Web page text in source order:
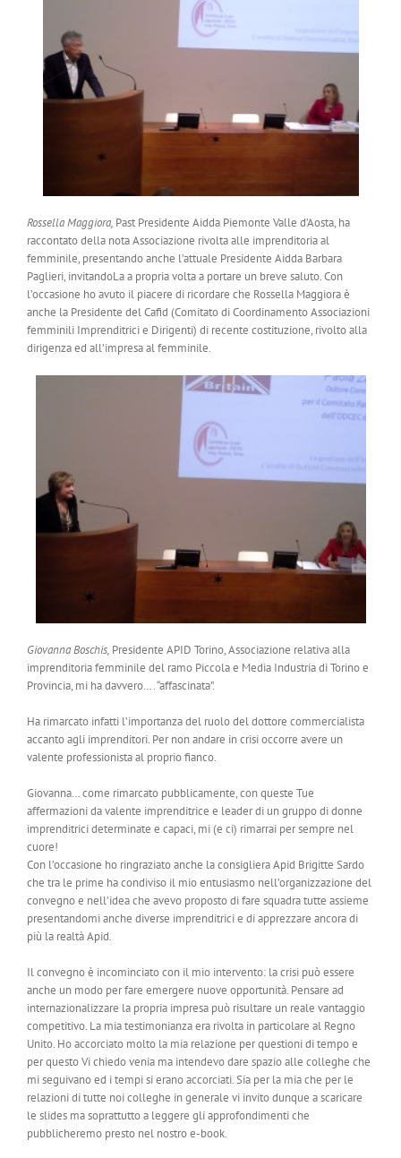
Rossella Maggiora, Past Presidente Aidda Piemonte Valle d’Aosta, ha
raccontato della nota Associazione rivolta alle imprenditoria al
femminile, presentando anche l’attuale Presidente Aidda Barbara
Paglieri, invitandoLa a propria volta a portare un breve saluto. Con
l’occasione ho avuto il piacere di ricordare che Rossella Maggiora è
anche la Presidente del Cafid (Comitato di Coordinamento Associazioni
femminili Imprenditrici e Dirigenti) di recente costituzione, rivolto alla
dirigenza ed all’impresa al femminile.
Giovanna Boschis, Presidente APID Torino, Associazione relativa alla
imprenditoria femminile del ramo Piccola e Media Industria di Torino e
Provincia, mi ha davvero…. “affascinata”.
Ha rimarcato infatti l’importanza del ruolo del dottore commercialista
accanto agli imprenditori. Per non andare in crisi occorre avere un
valente professionista al proprio fianco.
Giovanna… come rimarcato pubblicamente, con queste Tue
affermazioni da valente imprenditrice e leader di un gruppo di donne
imprenditrici determinate e capaci, mi (e ci) rimarrai per sempre nel
cuore!
Con l’occasione ho ringraziato anche la consigliera Apid Brigitte Sardo
che tra le prime ha condiviso il mio entusiasmo nell’organizzazione del
convegno e nell’idea che avevo proposto di fare squadra tutte assieme
presentandomi anche diverse imprenditrici e di apprezzare ancora di
più la realtà Apid.
Il convegno è incominciato con il mio intervento: la crisi può essere
anche un modo per fare emergere nuove opportunità. Pensare ad
internazionalizzare la propria impresa può risultare un reale vantaggio
competitivo. La mia testimonianza era rivolta in particolare al Regno
Unito. Ho accorciato molto la mia relazione per questioni di tempo e
per questo Vi chiedo venia ma intendevo dare spazio alle colleghe che
mi seguivano ed i tempi si erano accorciati. Sia per la mia che per le
relazioni di tutte noi colleghe in generale vi invito dunque a scaricare
le slides ma soprattutto a leggere gli approfondimenti che
pubblicheremo presto nel nostro e-book.